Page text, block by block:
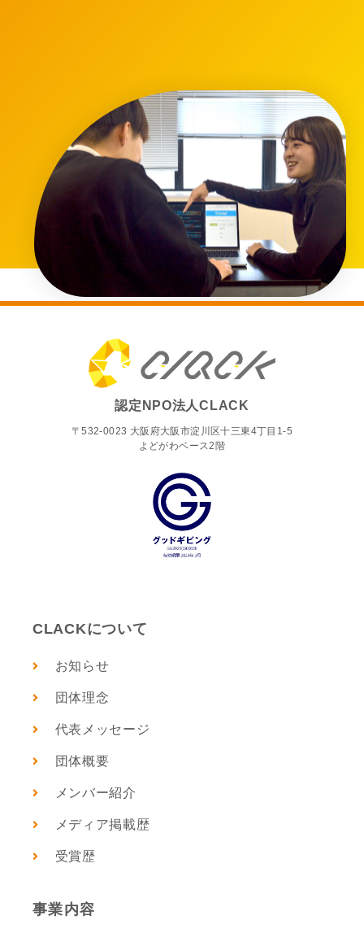
認定NPO法人CLACK
〒532-0023 大阪府大阪市淀川区十三東4丁目1-5
よどがわベース2階
CLACKについて
お知らせ
団体理念
代表メッセージ
団体概要
メンバー紹介
メディア掲載歴
受賞歴
事業内容